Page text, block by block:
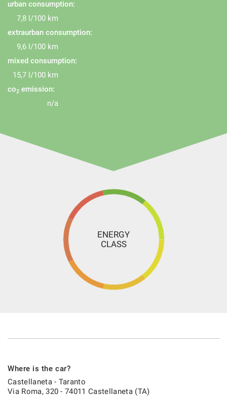
urban consumption:
7,8 l/100 km
extraurban consumption:
9,6 l/100 km
mixed consumption:
15,7 l/100 km
co2 emission:
n/a
ENERGY
CLASS
Where is the car?
Castellaneta - Taranto
Via Roma, 320 - 74011 Castellaneta (TA)